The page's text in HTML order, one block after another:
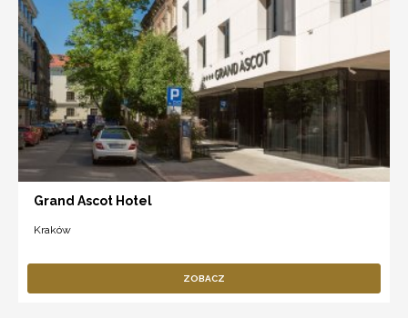
Grand Ascot Hotel
Kraków
ZOBACZ